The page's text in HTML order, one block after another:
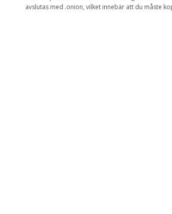
avslutas med .onion, vilket innebär att du måste